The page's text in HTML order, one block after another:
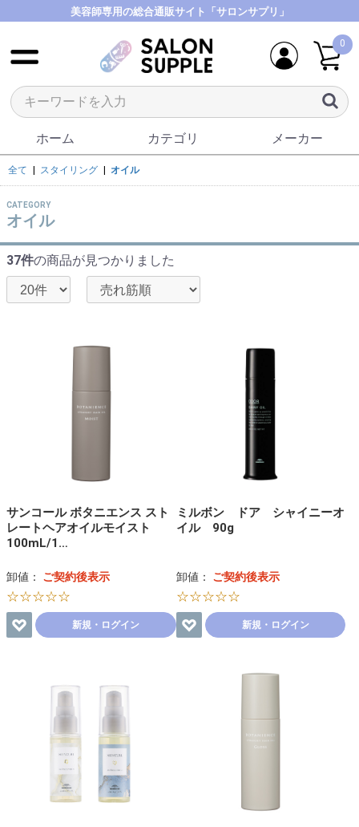
美容師専用の総合通販サイト「サロンサプリ」
0
ホーム カテゴリ メーカー
全て スタイリング オイル
CATEGORY
オイル
37件の商品が見つかりました
サンコール ボタニエンス スト
レートヘアオイルモイスト
100mL/1…
卸値： ご契約後表示
☆☆☆☆☆
新規・ログイン
ミルボン ドア シャイニーオ
イル 90g
卸値： ご契約後表示
☆☆☆☆☆
新規・ログイン